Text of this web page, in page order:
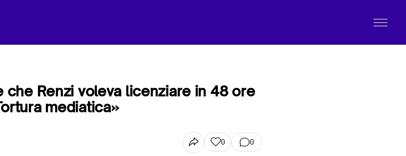
che Renzi voleva licenziare in 48 ore
mediatica»
0 0